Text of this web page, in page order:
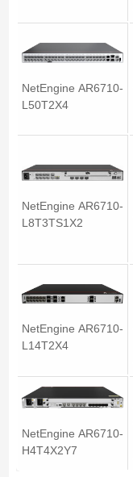
NetEngine AR6710-
L50T2X4
NetEngine AR6710-
L8T3TS1X2
NetEngine AR6710-
L14T2X4
NetEngine AR6710-
H4T4X2Y7